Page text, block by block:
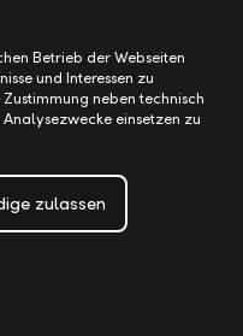
Betrieb der Webseiten
und Interessen zu
neben technisch
einsetzen zu
zulassen